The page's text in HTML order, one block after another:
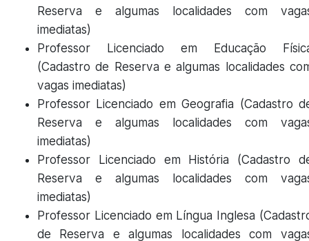
Reserva e algumas localidades com
imediatas)
Professor Licenciado em Educação
(Cadastro de Reserva e algumas localidades
vagas imediatas)
Professor Licenciado em Geografia (Cadastro
Reserva e algumas localidades com
imediatas)
Professor Licenciado em História (Cadastro
Reserva e algumas localidades com
imediatas)
Professor Licenciado em Língua Inglesa
de Reserva e algumas localidades com